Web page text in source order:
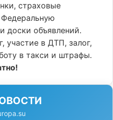
страховые
доски объявлений.
участие в ДТП, залог,
в такси и штрафы.